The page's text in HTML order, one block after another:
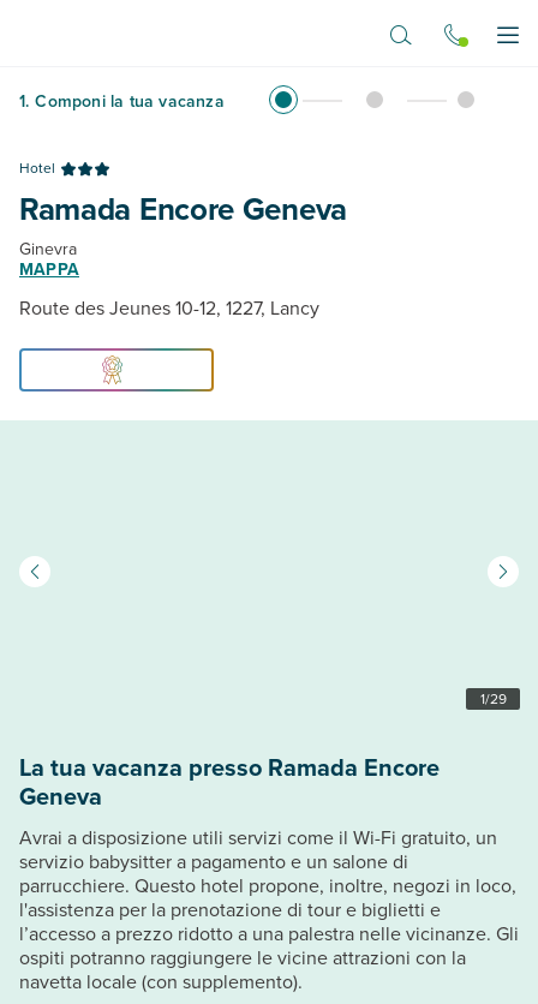
1. Componi la tua vacanza
Hotel
Ramada Encore Geneva
Ginevra
MAPPA
Route des Jeunes 10-12, 1227, Lancy
1/29
La tua vacanza presso Ramada Encore
Geneva
Avrai a disposizione utili servizi come il Wi-Fi gratuito, un
servizio babysitter a pagamento e un salone di
parrucchiere. Questo hotel propone, inoltre, negozi in loco,
l'assistenza per la prenotazione di tour e biglietti e
l’accesso a prezzo ridotto a una palestra nelle vicinanze. Gli
ospiti potranno raggiungere le vicine attrazioni con la
navetta locale (con supplemento).